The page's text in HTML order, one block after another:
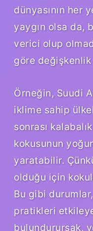
dünyasının her
yaygın olsa da,
verici olup
göre
Örneğin, Suudi
iklime sahip
sonrası
kokusunun
yaratabilir.
olduğu için
Bu gibi
pratikleri
bulundurursak,